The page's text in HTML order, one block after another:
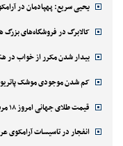
یحیی سریع: پهپادمان در
کالابرگ در فروشگاه‌های بزرگ
بیدار شدن مکرر از خواب در
کم شدن موجودی موشک
قیمت طلای جهانی امروز ۱۸ مرداد
انفجار در تاسیسات آرامکوی